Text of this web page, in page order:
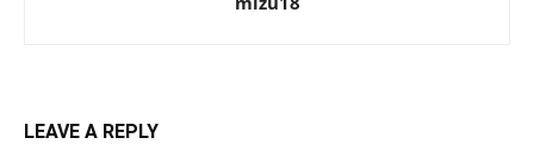
LEAVE A REPLY